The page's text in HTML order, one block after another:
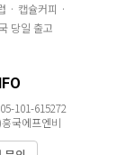
· 캡슐커피 ·
당일 출고
101-615272
국에프엔비